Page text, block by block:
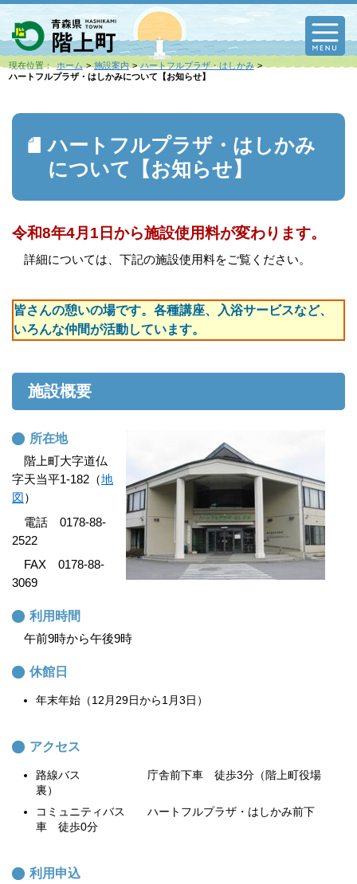
現在位置： ホーム 施設案内
ハートフルプラザ・はしかみ
ハートフルプラザ・はしかみについて【お知らせ】
ハートフルプラザ・はしかみ
について【お知らせ】
令和8年4月1日から施設使用料が変わります。
詳細については、下記の施設使用料をご覧ください。
皆さんの憩いの場です。各種講座、入浴サービスなど、
いろんな仲間が活動しています。
施設概要
所在地
階上町大字道仏
字天当平1-182（地
図）
電話 0178-88-
2522
FAX 0178-88-
3069
利用時間
午前9時から午後9時
休館日
年末年始（12月29日から1月3日）
アクセス
路線バス 庁舎前下車 徒歩3分（階上町役場
裏）
コミュニティバス ハートフルプラザ・はしかみ前下
車 徒歩0分
利用申込